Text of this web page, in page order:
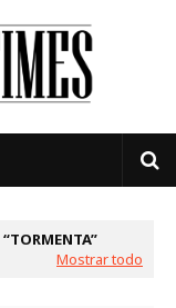
TORMENTA
Mostrar todo